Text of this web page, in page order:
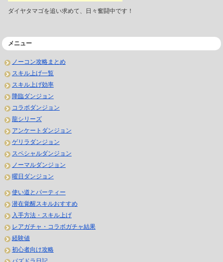
ダイヤタマゴを追い求めて、日々奮闘中です！
メニュー
ノーコン攻略まとめ
スキル上げ一覧
スキル上げ効率
降臨ダンジョン
コラボダンジョン
龍シリーズ
アンケートダンジョン
ゲリラダンジョン
スペシャルダンジョン
ノーマルダンジョン
曜日ダンジョン
使い道とパーティー
潜在覚醒スキルおすすめ
入手方法・スキル上げ
レアガチャ・コラボガチャ結果
経験値
初心者向け攻略